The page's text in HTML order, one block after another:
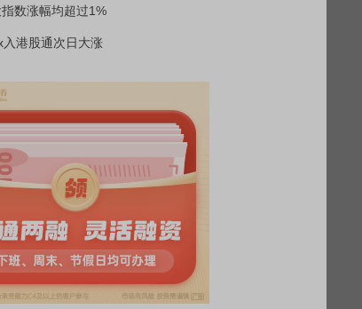
数涨幅均超过1%
入港股通次日大涨